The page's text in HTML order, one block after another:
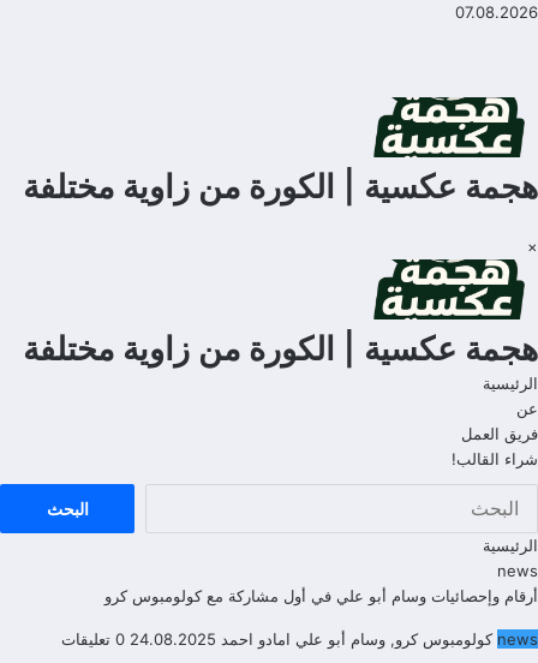
التجاوز
07.08.2026
هجمة عكسية | الكورة من زاوية مختلفة
×
هجمة عكسية | الكورة من زاوية مختلفة
الرئيسية
عن
فريق العمل
شراء القالب!
الرئيسية
news
أرقام وإحصائيات وسام أبو علي في أول مشاركة مع كولومبوس كرو
news كولومبوس كرو, وسام أبو علي امادو احمد 24.08.2025 0 تعليقات